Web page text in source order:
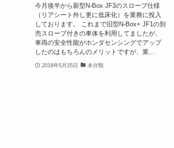
今月後半から新型N-Box JF3のスロープ仕様
（リアシート外し更に低床化）を業務に投入
しております。 これまで旧型N-Box+ JF1の別
売スロープ付きの車体を利用してましたが、
車両の安全性能がホンダセンシングでアップ
したのはもちろんのメリットですが、業...
2018年5月25日 未分類